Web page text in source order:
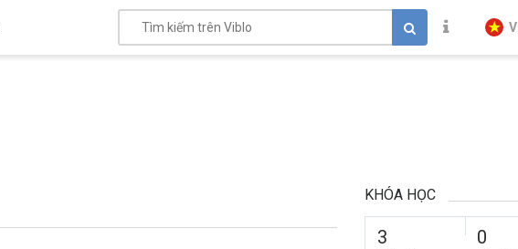
VI
KHÓA HỌC
3 0